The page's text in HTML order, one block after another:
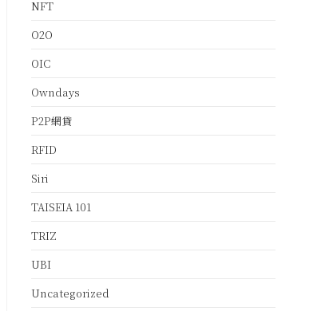
NFT
O2O
OIC
Owndays
P2P網貸
RFID
Siri
TAISEIA 101
TRIZ
UBI
Uncategorized